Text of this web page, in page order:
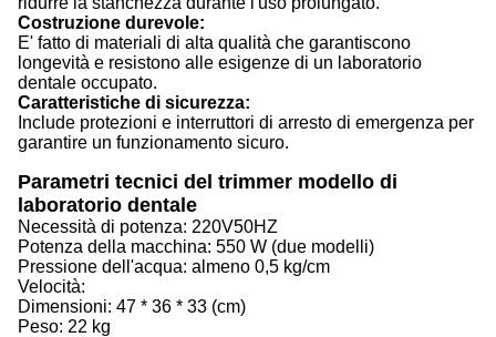
Costruzione durevole:
E' fatto di materiali di alta qualità che garantiscono
longevità e resistono alle esigenze di un laboratorio
dentale occupato.
Caratteristiche di sicurezza:
Include protezioni e interruttori di arresto di emergenza per
garantire un funzionamento sicuro.
Parametri tecnici del trimmer modello di
laboratorio dentale
Necessità di potenza: 220V50HZ
Potenza della macchina: 550 W (due modelli)
Pressione dell'acqua: almeno 0,5 kg/cm
Velocità:
Dimensioni: 47 * 36 * 33 (cm)
Peso: 22 kg